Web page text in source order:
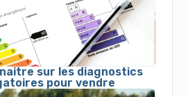
sur les diagnostics
pour vendre